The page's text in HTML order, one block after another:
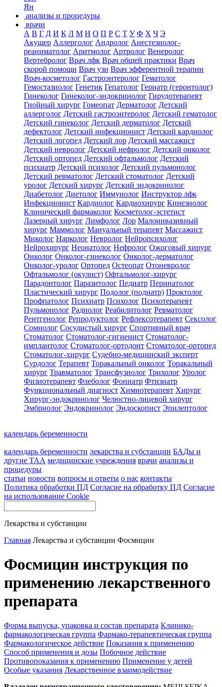
Ян
анализы и процедуры
врачи
А В Г Д И К Л М Н О П Р С Т У Ф Х Ч Э
Акушер Аллерголог Андролог Анестезиолог-
реаниматолог Аритмолог Артролог Венеролог
Вертебролог Врач лфк Врач общей практики Врач
скорой помощи Врач узи Врач эфферентной терапии
Врач-косметолог Гастроэнтеролог Гематолог
Гемостазиолог Генетик Гепатолог Гериатр (геронтолог)
Гинеколог Гинеколог-эндокринолог Гирудотерапевт
Гнойный хирург Гомеопат Дерматолог Детский
аллерголог Детский гастроэнтеролог Детский гематолог
Детский гинеколог Детский дерматолог Детский
дефектолог Детский инфекционист Детский кардиолог
Детский логопед Детский лор Детский массажист
Детский невролог Детский нефролог Детский онколог
Детский ортопед Детский офтальмолог Детский
психиатр Детский психолог Детский пульмонолог
Детский ревматолог Детский стоматолог Детский
уролог Детский хирург Детский эндокринолог
Диабетолог Диетолог Иммунолог Инструктор лфк
Инфекционист Кардиолог Кардиохирург Кинезиолог
Клинический фармаколог Косметолог-эстетист
Лазерный хирург Лимфолог Лор Малоинвазивный
хирург Маммолог Мануальный терапевт Массажист
Миколог Нарколог Невролог Нейропсихолог
Нейрохирург Неонатолог Нефролог Ожоговый хирург
Онколог Онколог-гинеколог Онколог-дерматолог
Онколог-уролог Ортопед Остеопат Отоневролог
Офтальмолог (окулист) Офтальмолог-хирург
Парадонтолог Паразитолог Педиатр Перинатолог
Пластический хирург Подолог (подиатр) Проктолог
Профпатолог Психиатр Психолог Психотерапевт
Пульмонолог Радиолог Реабилитолог Ревматолог
Рентгенолог Репродуктолог Рефлексотерапевт Сексолог
Сомнолог Сосудистый хирург Спортивный врач
Стоматолог Стоматолог-гигиенист Стоматолог-
имплантолог Стоматолог-ортодонт Стоматолог-ортопед
Стоматолог-хирург Судебно-медицинский эксперт
Сурдолог Терапевт Торакальный онколог Торакальный
хирург Травматолог Трансфузиолог Трихолог Уролог
Физиотерапевт Флеболог Фониатр Фтизиатр
Функциональный диагност Химиотерапевт Хирург
Хирург-эндокринолог Челюстно-лицевой хирург
Эмбриолог Эндокринолог Эндоскопист Эпилептолог
календарь беременности
календарь беременности лекарства и субстанции БАДы и
другие ТАА медицинские учреждения врачи анализы и
процедуры
статьи новости вопросы и ответы о нас контакты
Политика обработки ПД Согласие на обработку ПД Согласие
на использование Cookie
Лекарства и субстанции
Главная Лекарства и субстанции Фосмицин
Фосмицин инструкция по
применению лекарственного
препарата
Форма выпуска, упаковка и состав препарата Клинико-
фармакологическая группа Фармако-терапевтическая группа
Фармакологическое действие Показания к применению
Способ применения и дозы Побочное действие
Противопоказания к применению Применение у детей
Особые указания Лекарственное взаимодействие